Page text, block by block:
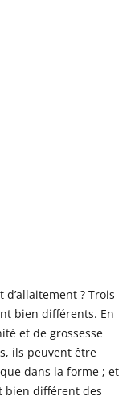
? Trois
bien différents. En
et de grossesse
ils peuvent être
dans la forme ; et
bien différent des